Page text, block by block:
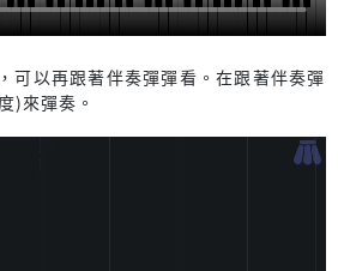
可以再跟著伴奏彈彈看。在跟著伴奏彈
)來彈奏。